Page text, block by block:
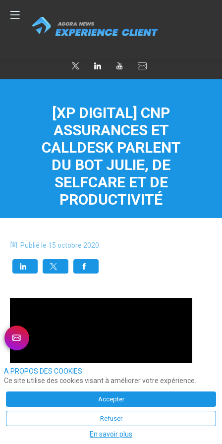
[XP DIGITAL] CNP
ASSURANCES ET
CALLDESK PARLENT
DU BOT JULIE, DE
SELFCARE ET DE
PRODUCTIVITÉ
Publié le 15 octobre 2020
A PROPOS DES COOKIES
Ce site utilise des cookies visant à améliorer votre expérience.
Accepter
Refuser
En savoir plus